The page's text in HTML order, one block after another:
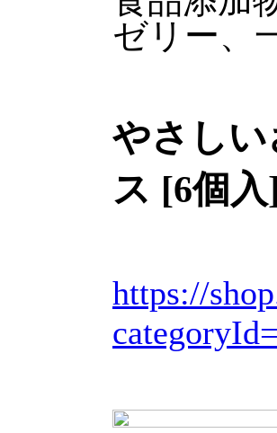
ゼリー、
やさし
ス [6個
https://